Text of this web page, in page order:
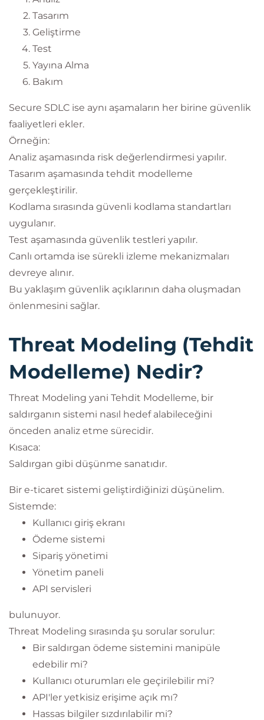
Tasarım
Geliştirme
Test
Yayına Alma
Bakım
Secure SDLC ise aynı aşamaların her birine güvenlik
faaliyetleri ekler.
Örneğin:
Analiz aşamasında risk değerlendirmesi yapılır.
Tasarım aşamasında tehdit modelleme
gerçekleştirilir.
Kodlama sırasında güvenli kodlama standartları
uygulanır.
Test aşamasında güvenlik testleri yapılır.
Canlı ortamda ise sürekli izleme mekanizmaları
devreye alınır.
Bu yaklaşım güvenlik açıklarının daha oluşmadan
önlenmesini sağlar.
Threat Modeling (Tehdit
Modelleme) Nedir?
Threat Modeling yani Tehdit Modelleme, bir
saldırganın sistemi nasıl hedef alabileceğini
önceden analiz etme sürecidir.
Kısaca:
Saldırgan gibi düşünme sanatıdır.
Bir e-ticaret sistemi geliştirdiğinizi düşünelim.
Sistemde:
Kullanıcı giriş ekranı
Ödeme sistemi
Sipariş yönetimi
Yönetim paneli
API servisleri
bulunuyor.
Threat Modeling sırasında şu sorular sorulur:
Bir saldırgan ödeme sistemini manipüle
edebilir mi?
Kullanıcı oturumları ele geçirilebilir mi?
API'ler yetkisiz erişime açık mı?
Hassas bilgiler sızdırılabilir mi?